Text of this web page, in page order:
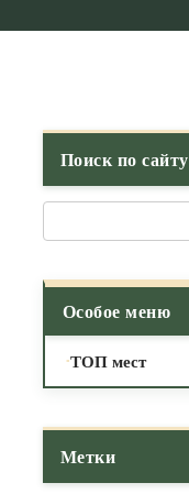
Поиск по сайту
Особое меню
ТОП мест
Метки